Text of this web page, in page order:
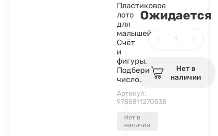
Нет в
наличии
Пластиковое
лото
для
малышей.
Счёт
и
фигуры.
Подбери
число.
Артикул:
9785811270538
Ожидается
Нет в
наличии